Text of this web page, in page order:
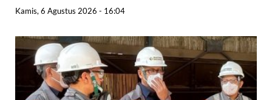
Kamis, 6 Agustus 2026 - 16:04